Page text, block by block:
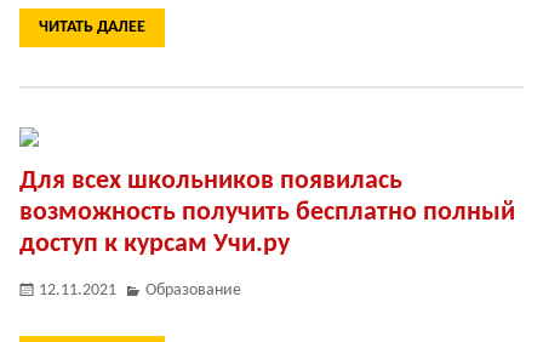
ЧИТАТЬ ДАЛЕЕ
Для всех школьников появилась
возможность получить бесплатно полный
доступ к курсам Учи.ру
12.11.2021 Образование